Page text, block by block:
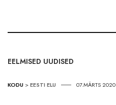
EELMISED UUDISED
KODU >EESTI ELU 07.MÄRTS 2020